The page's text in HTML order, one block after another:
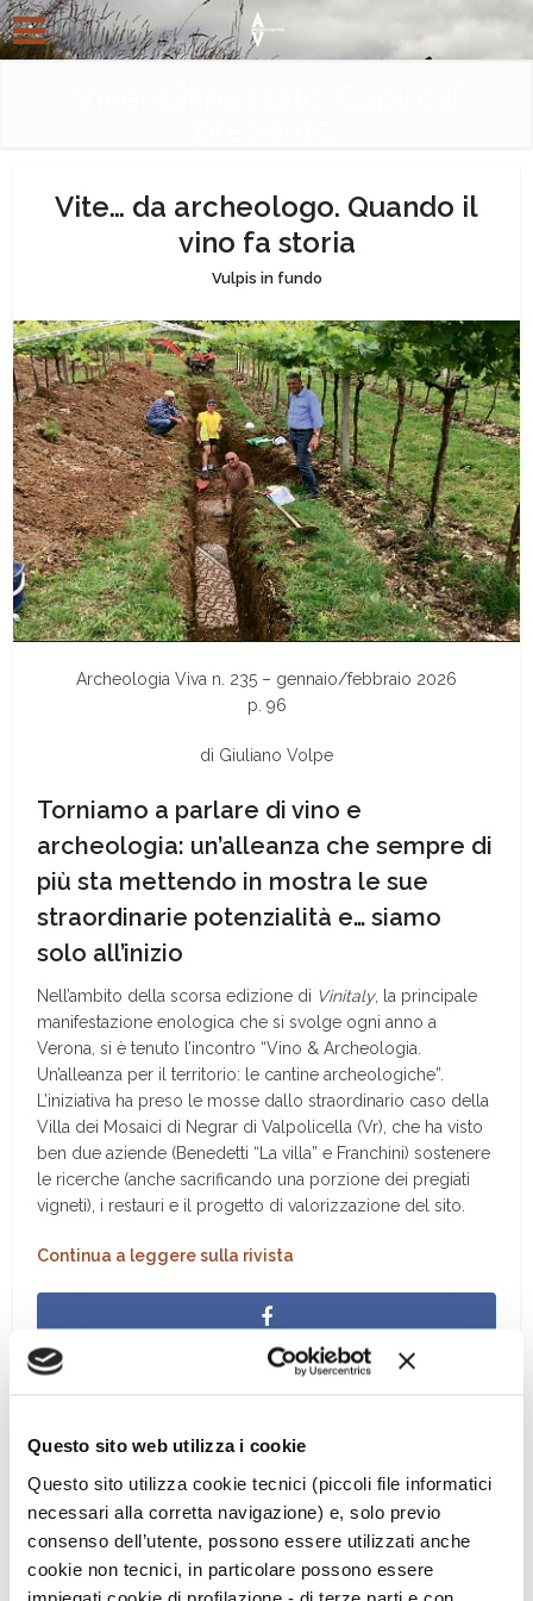
Questo sito web utilizza i cookie
Questo sito utilizza cookie tecnici (piccoli file informatici
necessari alla corretta navigazione) e, solo previo
consenso dell’utente, possono essere utilizzati anche
cookie non tecnici, in particolare possono essere
impiegati cookie di profilazione - di terze parti e con
Vite… da archeologo. Quando il
vino fa storia
Vulpis in fundo
Archeologia Viva n. 235 – gennaio/febbraio 2026
p. 96
di Giuliano Volpe
Torniamo a parlare di vino e
archeologia: un’alleanza che sempre di
più sta mettendo in mostra le sue
straordinarie potenzialità e… siamo
solo all’inizio
Nell’ambito della scorsa edizione di Vinitaly, la principale
manifestazione enologica che si svolge ogni anno a
Verona, si è tenuto l’incontro “Vino & Archeologia.
Un’alleanza per il territorio: le cantine archeologiche”.
L’iniziativa ha preso le mosse dallo straordinario caso della
Villa dei Mosaici di Negrar di Valpolicella (Vr), che ha visto
ben due aziende (Benedetti “La villa” e Franchini) sostenere
le ricerche (anche sacrificando una porzione dei pregiati
vigneti), i restauri e il progetto di valorizzazione del sito.
Continua a leggere sulla rivista